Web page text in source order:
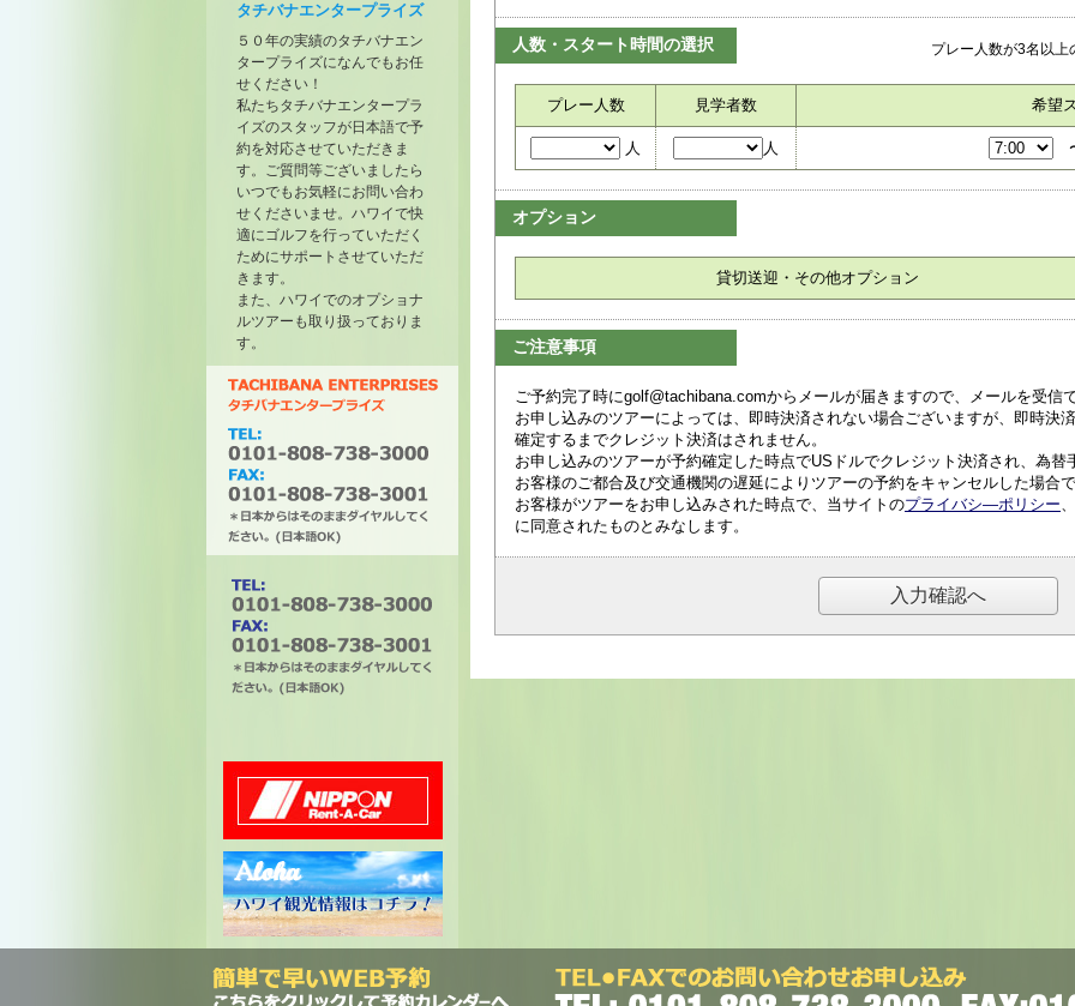
タチバナエンタープライズ
５０年の実績のタチバナエン
タープライズになんでもお任
せください！
私たちタチバナエンタープラ
イズのスタッフが日本語で予
約を対応させていただきま
す。ご質問等ございましたら
いつでもお気軽にお問い合わ
せくださいませ。ハワイで快
適にゴルフを行っていただく
ためにサポートさせていただ
きます。
また、ハワイでのオプショナ
ルツアーも取り扱っておりま
す。
タチバナエンタープライズ
ださい。(日本語OK)
ニッポンレンタカー
ハワイ州観光局
人数・スタート時間の選択 プレー人数が3名以
プレー人数 見学者数 希望
人 人
オプション
貸切送迎・その他オプション
ご注意事項
ご予約完了時にgolf@tachibana.comからメールが届きますので、メールを受信
お申し込みのツアーによっては、即時決済されない場合ございますが、即時決
確定するまでクレジット決済はされません。
お申し込みのツアーが予約確定した時点でUSドルでクレジット決済され、為
お客様のご都合及び交通機関の遅延によりツアーの予約をキャンセルした場合
お客様がツアーをお申し込みされた時点で、当サイトのプライバシ―ポリシー、
に同意されたものとみなします。